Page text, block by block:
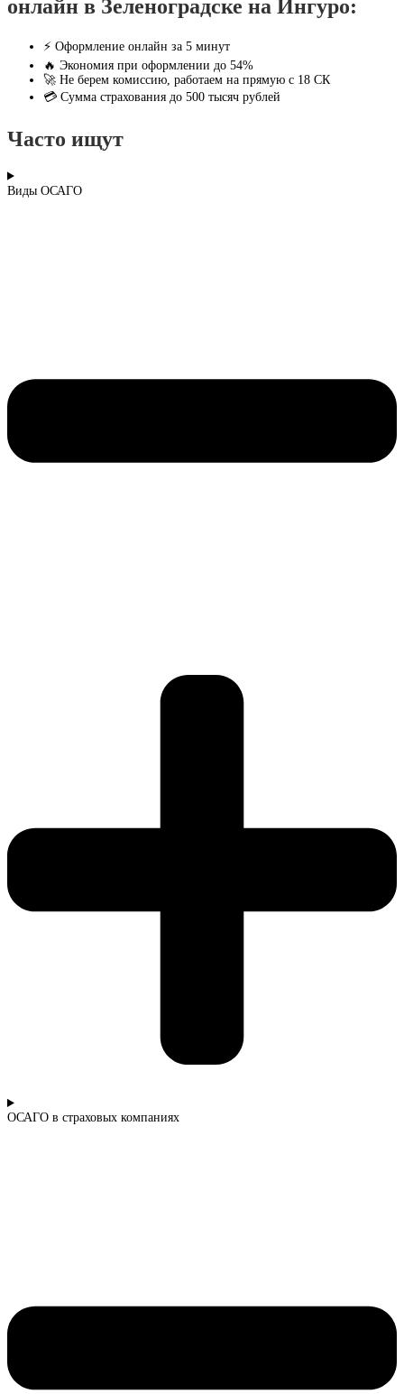
онлайн в Зеленоградске на Ингуро:
⚡ Оформление онлайн за 5 минут
🔥 Экономия при оформлении до 54%
🚀 Не берем комиссию, работаем на прямую с 18 СК
💳 Сумма страхования до 500 тысяч рублей
Часто ищут
Виды ОСАГО
ОСАГО в страховых компаниях